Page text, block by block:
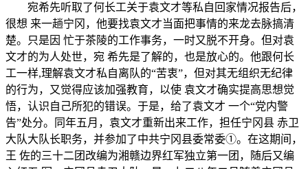
宛希先听取了何长工关于袁文才等私自回家情况报告后，
很想 来一趟宁冈，他要找袁文才当面把事情的来龙去脉搞清
楚。只是因 忙于茶陵的工作事务，一时又脱不开身。但对袁
文才的为人处世，宛 希先是了解的，也是放心的。他跟何长
工一样,理解袁文才私自离队的“苦衷”，但对其无组织无纪律
的行为，又觉得应该加强教育，以使 袁文才确实提高思想觉
悟，认识自己所犯的错误。于是，给了袁文才 一个“党内警
告”处分。同年五月，袁文才重新出来工作，担任宁冈县 赤卫
大队大队长职务，并参加了中共宁冈县委常委①。在这期间，
王 佐的三十二团改编为湘赣边界红军独立第一团，随后又编